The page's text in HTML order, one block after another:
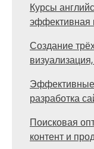
Курсы
эффективная
Создание
разработка
Поисковая
контент и